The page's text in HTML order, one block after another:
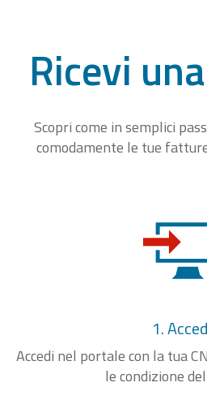
Ricevi
Scopri come in semplici
comodamente le tue
1.
Accedi nel portale con la tua
le condizione